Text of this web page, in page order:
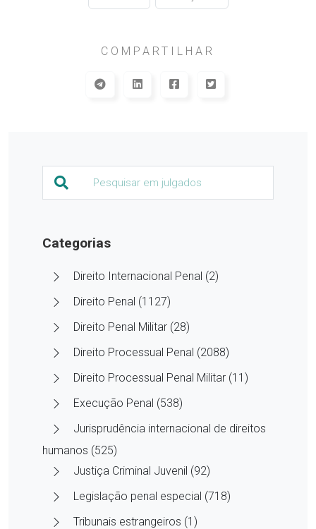
COMPARTILHAR
Categorias
Direito Internacional Penal (2)
Direito Penal (1127)
Direito Penal Militar (28)
Direito Processual Penal (2088)
Direito Processual Penal Militar (11)
Execução Penal (538)
Jurisprudência internacional de direitos
humanos (525)
Justiça Criminal Juvenil (92)
Legislação penal especial (718)
Tribunais estrangeiros (1)